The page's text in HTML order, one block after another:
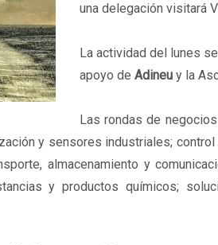
una delegación visitará
La actividad del lunes
apoyo de Adineu y la
Las rondas de
y sensores industriales;
almacenamiento y
y productos químicos;